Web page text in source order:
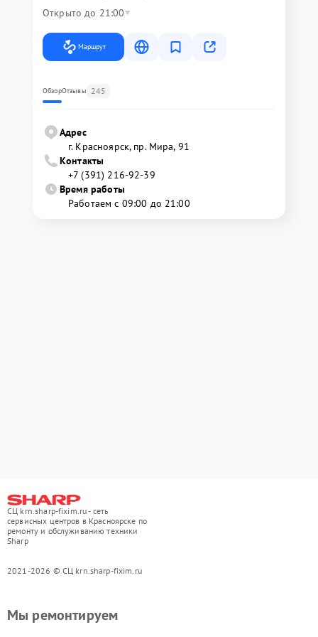
Открыто до 21:00
Маршрут
ОбзорОтзывы 245
Адрес
г. Красноярск, ​пр. Мира, 91
Контакты
+7 (391) 216-92-39
Время работы
Работаем с 09:00 до 21:00
СЦ krn.sharp-fixim.ru - сеть
сервисных центров в Красноярске по
ремонту и обслуживанию техники
Sharp
2021-2026 © СЦ krn.sharp-fixim.ru
Мы ремонтируем